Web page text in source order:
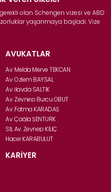
olan Schengen vizesi ve ABD
yaşanmaya başladı. Vize
AVUKATLAR
Av. Melda Merve TEKCAN
Av. Özlem BAYSAL
Av. İlayda SALTIK
Av. Zeynep Burcu OBUT
Av. Fatma KARADAŞ
Av. Çağla ŞENTÜRK
Stj. Av. Zeynep KILIÇ
Hacer KARABULUT
KARİYER